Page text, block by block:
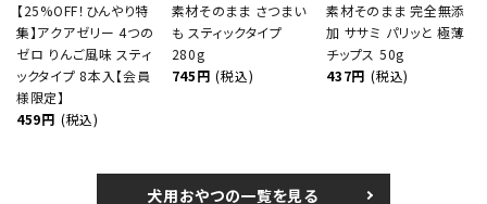
【25%OFF！ひんやり特
集】アクアゼリー 4つの
ゼロ りんご風味 スティ
ックタイプ 8本入【会員
様限定】
459円 (税込)
素材そのまま さつまい
も スティックタイプ
280g
745円 (税込)
素材そのまま 完全無添
加 ササミ パリッと 極薄
チップス 50g
437円 (税込)
犬用おやつの一覧を見る